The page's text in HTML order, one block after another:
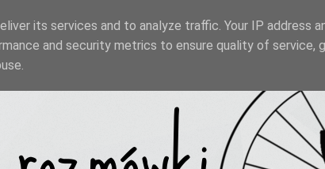
its services and to analyze traffic. Your IP address
and security metrics to ensure quality of service,